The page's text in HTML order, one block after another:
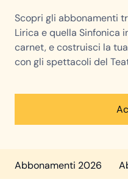
Scopri gli abbonamenti
Lirica e quella Sinfonica
carnet, e costruisci la
con gli spettacoli del
Abbonamenti 2026